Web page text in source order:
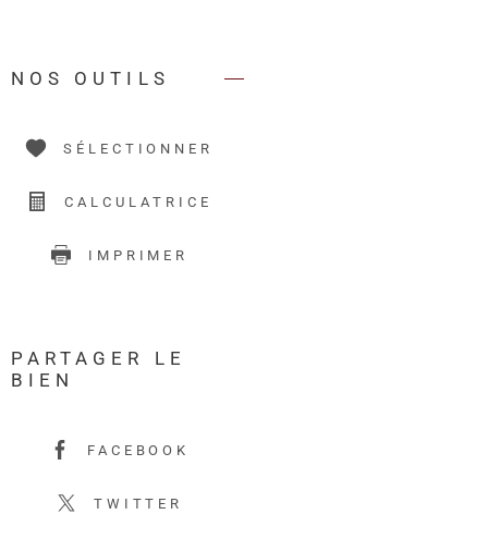
NOS OUTILS
SÉLECTIONNER
CALCULATRICE
IMPRIMER
PARTAGER LE
BIEN
FACEBOOK
TWITTER